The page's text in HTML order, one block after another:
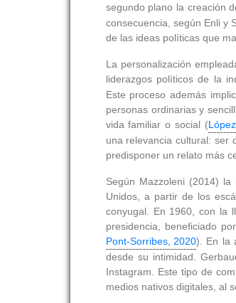
segundo plano la creación
consecuencia, según Enli y
de las ideas políticas que
La personalización
liderazgos políticos de la
Este proceso además
personas ordinarias y
vida familiar o social (
una relevancia cultural: ser
predisponer un relato más
Según Mazzoleni (2014)
Unidos, a partir de los
conyugal. En 1960, con la
presidencia, beneficiado
Pont-Sorribes, 2020). En la
desde su intimidad.
Instagram. Este tipo de
medios nativos digitales, al